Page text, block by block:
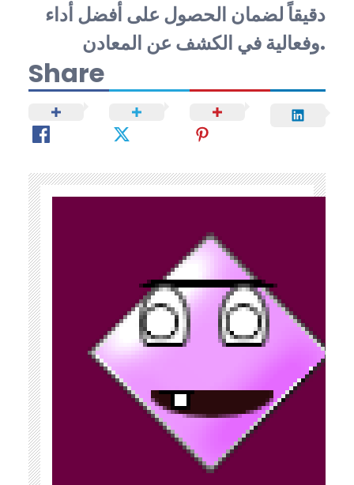
دقيقاً لضمان الحصول على أفضل أداء
وفعالية في الكشف عن المعادن.
Share